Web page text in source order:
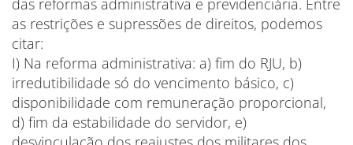
das reformas administrativa e previdenciária. Entre
as restrições e supressões de direitos, podemos
citar:
I) Na reforma administrativa: a) fim do RJU, b)
irredutibilidade só do vencimento básico, c)
disponibilidade com remuneração proporcional,
d) fim da estabilidade do servidor, e)